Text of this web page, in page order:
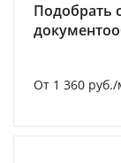
Подобрать
От 1 360